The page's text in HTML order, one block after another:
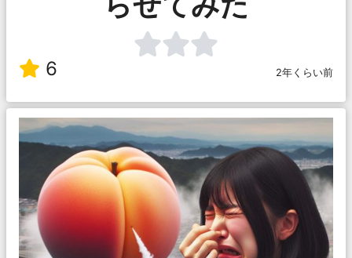
6 2年くらい前